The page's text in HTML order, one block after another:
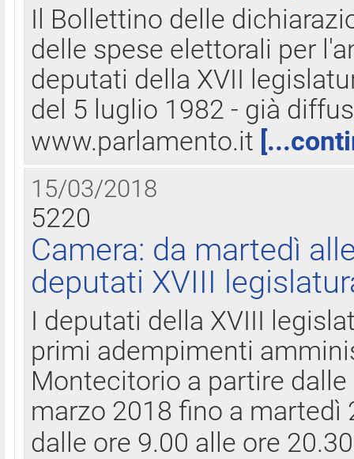
Il Bollettino delle
delle spese elettorali per
deputati della XVII
del 5 luglio 1982 - già
www.parlamento.it
15/03/2018
5220
Camera: da martedì
deputati XVIII
I deputati della XVIII
primi adempimenti
Montecitorio a partire
marzo 2018 fino a
dalle ore 9.00 alle ore